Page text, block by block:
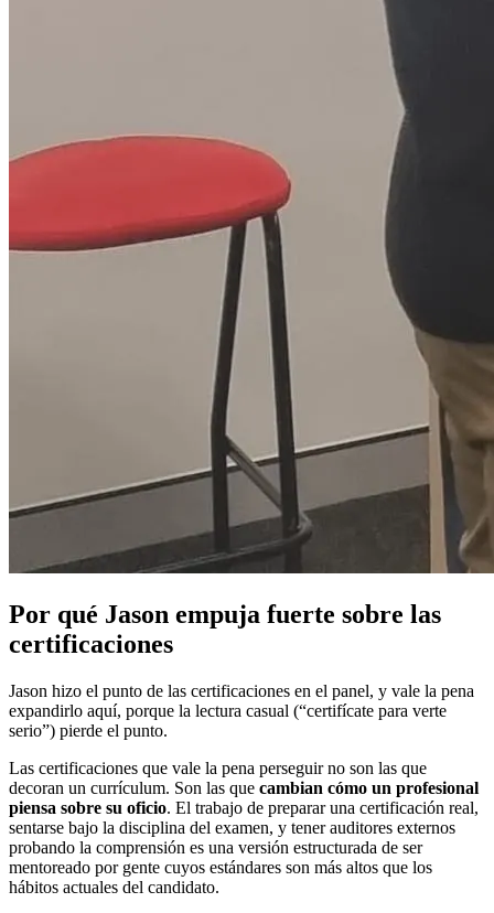
Por qué Jason empuja fuerte sobre las
certificaciones
Jason hizo el punto de las certificaciones en el panel, y vale la pena
expandirlo aquí, porque la lectura casual (“certifícate para verte
serio”) pierde el punto.
Las certificaciones que vale la pena perseguir no son las que
decoran un currículum. Son las que cambian cómo un profesional
piensa sobre su oficio. El trabajo de preparar una certificación real,
sentarse bajo la disciplina del examen, y tener auditores externos
probando la comprensión es una versión estructurada de ser
mentoreado por gente cuyos estándares son más altos que los
hábitos actuales del candidato.